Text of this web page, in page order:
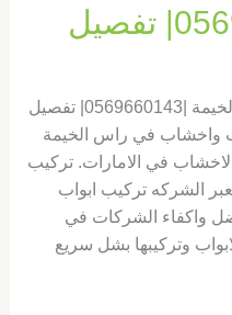
تركيب ابواب واخشاب في راس الخيمة |0569660143| تفصيل
واخشاب في راس الخيمة
في الامارات. تركيب
الشركه تركيب ابواب
واكفاء الشركات في
وتركيبها بشل سريع